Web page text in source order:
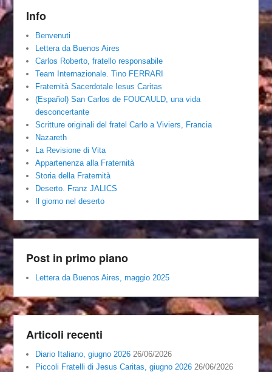
Info
Benvenuti
Lettera da Buenos Aires
Carlos Roberto, fratello responsabile
Team Internazionale. Tino FERRARI
Fraternità Sacerdotale Iesus Caritas
(Español) San Carlos de FOUCAULD, una vida
desconcertante
Scritture originali del fratel Carlo a Viviers, Francia
Nazareth
La Revisione di Vita
Appartenenza alla Fraternità
Storia della Fraternità
Deserto. Franz JALICS
Il giorno nel deserto
Post in primo piano
Lettera da Buenos Aires, maggio 2025
Articoli recenti
Diario Italiano, giugno 2026 26/06/2026
Piccoli Fratelli di Jesus Caritas, giugno 2026 26/06/2026